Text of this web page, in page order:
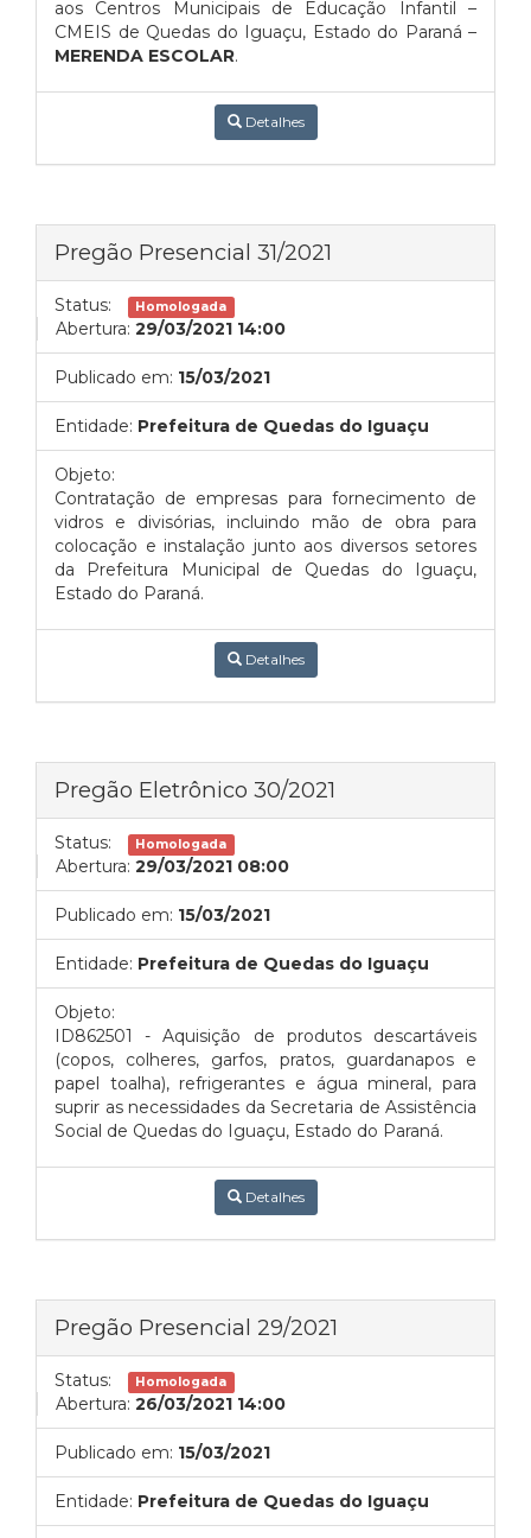
aos Centros Municipais de Educação Infantil –
CMEIS de Quedas do Iguaçu, Estado do Paraná –
MERENDA ESCOLAR.
Detalhes
Pregão Presencial 31/2021
Status: Homologada
Abertura: 29/03/2021 14:00
Publicado em: 15/03/2021
Entidade: Prefeitura de Quedas do Iguaçu
Objeto:
Contratação de empresas para fornecimento de
vidros e divisórias, incluindo mão de obra para
colocação e instalação junto aos diversos setores
da Prefeitura Municipal de Quedas do Iguaçu,
Estado do Paraná.
Detalhes
Pregão Eletrônico 30/2021
Status: Homologada
Abertura: 29/03/2021 08:00
Publicado em: 15/03/2021
Entidade: Prefeitura de Quedas do Iguaçu
Objeto:
ID862501 - Aquisição de produtos descartáveis
(copos, colheres, garfos, pratos, guardanapos e
papel toalha), refrigerantes e água mineral, para
suprir as necessidades da Secretaria de Assistência
Social de Quedas do Iguaçu, Estado do Paraná.
Detalhes
Pregão Presencial 29/2021
Status: Homologada
Abertura: 26/03/2021 14:00
Publicado em: 15/03/2021
Entidade: Prefeitura de Quedas do Iguaçu